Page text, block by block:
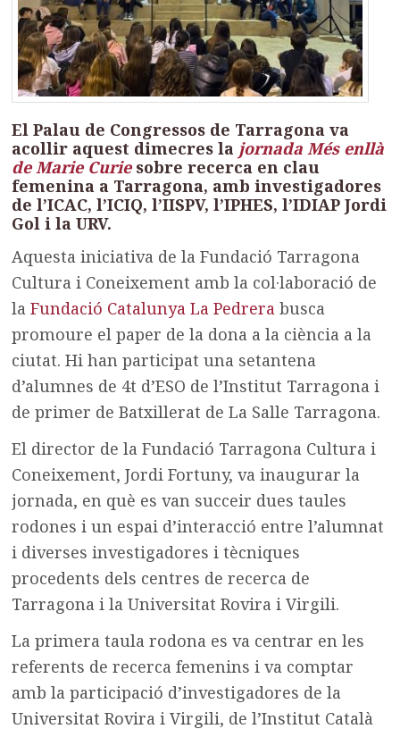
El Palau de Congressos de Tarragona va
acollir aquest dimecres la jornada Més enllà
de Marie Curiesobre recerca en clau
femenina a Tarragona, amb investigadores
de l’ICAC, l’ICIQ, l’IISPV, l’IPHES, l’IDIAP Jordi
Gol i la URV.
Aquesta iniciativa de la Fundació Tarragona
Cultura i Coneixement amb la col·laboració de
laFundació Catalunya La Pedrera busca
promoure el paper de la dona a la ciència a la
ciutat. Hi han participat una setantena
d’alumnes de 4t d’ESO de l’Institut Tarragona i
de primer de Batxillerat de La Salle Tarragona.
El director de la Fundació Tarragona Cultura i
Coneixement, Jordi Fortuny, va inaugurar la
jornada, en què es van succeir dues taules
rodones i un espai d’interacció entre l’alumnat
i diverses investigadores i tècniques
procedents dels centres de recerca de
Tarragona i la Universitat Rovira i Virgili.
La primera taula rodona es va centrar en les
referents de recerca femenins i va comptar
amb la participació d’investigadores de la
Universitat Rovira i Virgili, de l’Institut Català